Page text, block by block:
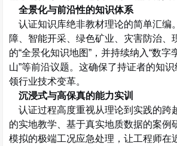
全景化与前沿性的知识体系
认证知识库绝非教材理论的简单汇编
障、智能开采、绿色矿业、灾害防治、
的“全景化知识地图” ，并持续纳入“数字
山”等前沿议题。这确保了持证者的知识
领行业技术变革。
沉浸式与高保真的能力实训
认证过程高度重视从理论到实践的跨
的实地教学、基于真实地质数据的案例
模拟的极端工况应急处理，让工程师在